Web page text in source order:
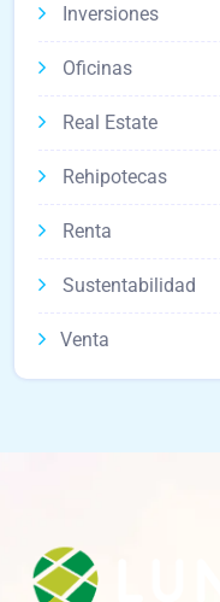
Inversiones
Oficinas
Real Estate
Rehipotecas
Renta
Sustentabilidad
Venta